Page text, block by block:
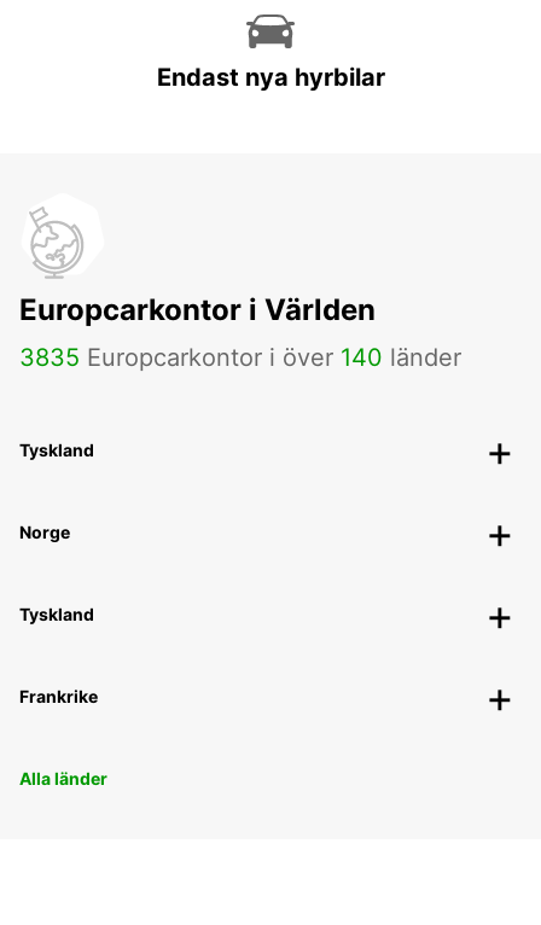
Endast nya hyrbilar
Europcarkontor i Världen
3835 Europcarkontor i över 140 länder
Tyskland
Norge
Tyskland
Frankrike
Alla länder